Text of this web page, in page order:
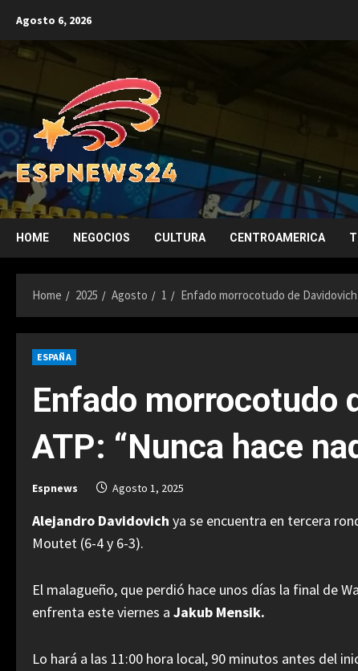
content
Agosto 6, 2026
HOME NEGOCIOS CULTURA CENTROAMERICA
Home 2025 Agosto 1 Enfado morrocotudo de Davidovich
ESPAÑA
Enfado morrocotudo
ATP: “Nunca hace
Espnews Agosto 1, 2025
Alejandro Davidovich ya se encuentra en tercera
Moutet (6-4 y 6-3).
El malagueño, que perdió hace unos días la final de
enfrenta este viernes a Jakub Mensik.
Lo hará a las 11:00 hora local, 90 minutos antes del